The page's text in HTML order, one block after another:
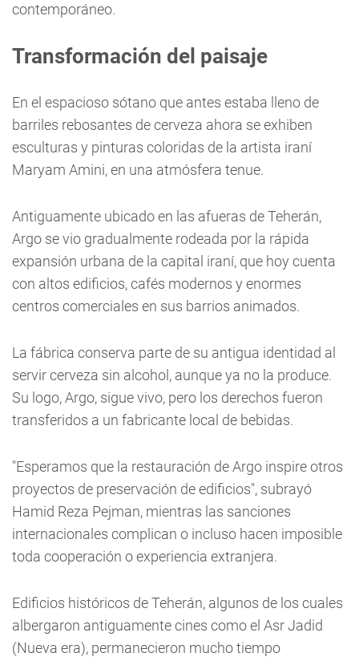
contemporáneo.
Transformación del paisaje
En el espacioso sótano que antes estaba lleno de
barriles rebosantes de cerveza ahora se exhiben
esculturas y pinturas coloridas de la artista iraní
Maryam Amini, en una atmósfera tenue.
Antiguamente ubicado en las afueras de Teherán,
Argo se vio gradualmente rodeada por la rápida
expansión urbana de la capital iraní, que hoy cuenta
con altos edificios, cafés modernos y enormes
centros comerciales en sus barrios animados.
La fábrica conserva parte de su antigua identidad al
servir cerveza sin alcohol, aunque ya no la produce.
Su logo, Argo, sigue vivo, pero los derechos fueron
transferidos a un fabricante local de bebidas.
"Esperamos que la restauración de Argo inspire otros
proyectos de preservación de edificios", subrayó
Hamid Reza Pejman, mientras las sanciones
internacionales complican o incluso hacen imposible
toda cooperación o experiencia extranjera.
Edificios históricos de Teherán, algunos de los cuales
albergaron antiguamente cines como el Asr Jadid
(Nueva era), permanecieron mucho tiempo